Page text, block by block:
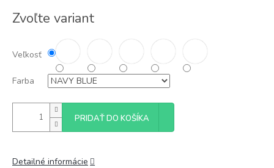
cena:
Zvoľte variant
Veľkosť
Farba
PRIDAŤ DO KOŠÍKA
Detailné informácie